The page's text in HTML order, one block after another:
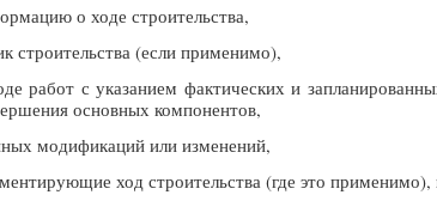
о ходе строительства,
строительства (если применимо),
работ с указанием фактических и
основных компонентов,
модификаций или изменений,
ход строительства (где это применимо),